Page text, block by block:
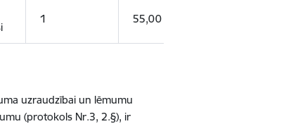
1 55,00
uzraudzībai un lēmumu
(protokols Nr.3, 2.§), ir